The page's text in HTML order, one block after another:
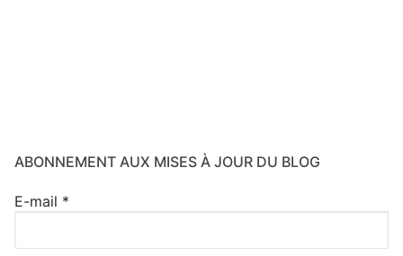
ABONNEMENT AUX MISES À JOUR DU BLOG
E-mail *